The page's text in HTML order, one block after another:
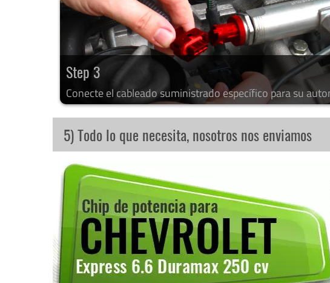
Step 3
Conecte el cableado suministrado específico para su
5) Todo lo que necesita, nosotros nos enviamos